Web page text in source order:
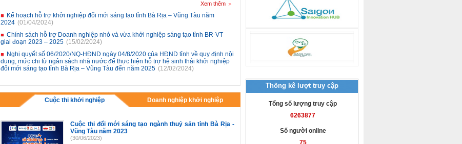
Thống kê lượt truy cập
Tổng số lượng truy cập
6263877
Số người online
75
Xem thêm
Kế hoạch hỗ trợ khởi nghiệp đổi mới sáng tạo tỉnh Bà Rịa – Vũng Tàu năm
2024 (01/04/2024)
Chính sách hỗ trợ Doanh nghiệp nhỏ và vừa khởi nghiệp sáng tạo tỉnh BR-VT
giai đoạn 2023 – 2025 (15/02/2024)
Nghị quyết số 06/2020/NQ-HĐND ngày 04/8/2020 của HĐND tỉnh về quy định nội
dung, mức chi từ ngân sách nhà nước để thực hiện hỗ trợ hệ sinh thái khởi nghiệp
đổi mới sáng tạo tỉnh Bà Rịa – Vũng Tàu đến năm 2025 (12/02/2024)
Cuộc thi khởi nghiệp Doanh nghiệp khởi nghiệp
Cuộc thi đổi mới sáng tạo ngành thuỷ sản tỉnh Bà Rịa -
Vũng Tàu năm 2023
(30/06/2023)